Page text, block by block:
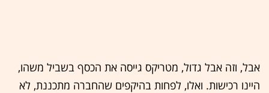
אבל, וזה אבל גדול, מטריקס גייסה את הכסף בשביל משהו,
היינו רכישות. ואלו, לפחות בהיקפים שהחברה מתכננת, לא